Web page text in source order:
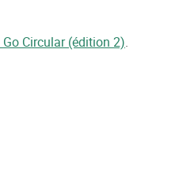
Circular (édition 2).